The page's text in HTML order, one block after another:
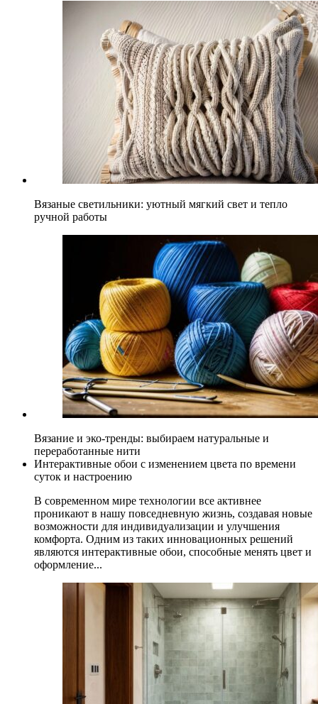
Вязаные светильники: уютный мягкий свет и тепло
ручной работы
Вязание и эко-тренды: выбираем натуральные и
переработанные нити
Интерактивные обои с изменением цвета по времени
суток и настроению
В современном мире технологии все активнее
проникают в нашу повседневную жизнь, создавая новые
возможности для индивидуализации и улучшения
комфорта. Одним из таких инновационных решений
являются интерактивные обои, способные менять цвет и
оформление...